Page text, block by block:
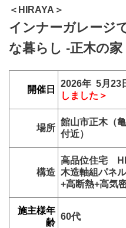
＜HIRAYA＞
インナーガレージ
な暮らし -正木の家
開催日
2026年 5月23
しました＞
場所
館山市正木（
付近）
構造
高品位住宅
木造軸組パネ
+高断熱+高気
施主様年
齢
60代